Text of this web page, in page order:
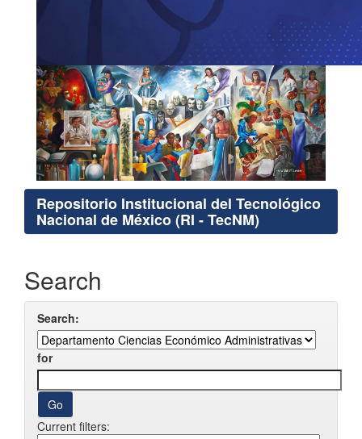
Repositorio Institucional del Tecnológico
Nacional de México (RI - TecNM)
Search
Search:
for
Current filters: